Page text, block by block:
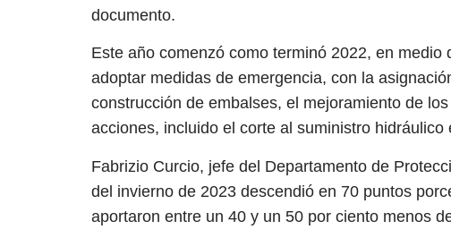
documento.
Este año comenzó como terminó 2022, en
adoptar medidas de emergencia, con la
construcción de embalses, el mejoramiento de
acciones, incluido el corte al suministro hidráulico
Fabrizio Curcio, jefe del Departamento de
del invierno de 2023 descendió en 70 puntos
aportaron entre un 40 y un 50 por ciento menos